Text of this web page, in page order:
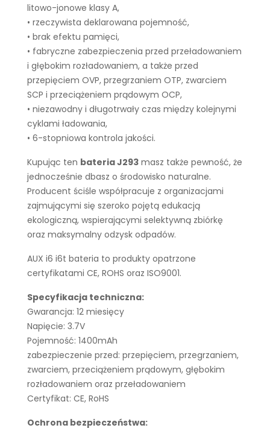
litowo-jonowe klasy A,
• rzeczywista deklarowana pojemność,
• brak efektu pamięci,
• fabryczne zabezpieczenia przed przeładowaniem
i głębokim rozładowaniem, a także przed
przepięciem OVP, przegrzaniem OTP, zwarciem
SCP i przeciążeniem prądowym OCP,
• niezawodny i długotrwały czas między kolejnymi
cyklami ładowania,
• 6-stopniowa kontrola jakości.
Kupując ten bateria J293 masz także pewność, że
jednocześnie dbasz o środowisko naturalne.
Producent ściśle współpracuje z organizacjami
zajmującymi się szeroko pojętą edukacją
ekologiczną, wspierającymi selektywną zbiórkę
oraz maksymalny odzysk odpadów.
AUX i6 i6t bateria to produkty opatrzone
certyfikatami CE, ROHS oraz ISO9001.
Specyfikacja techniczna:
Gwarancja: 12 miesięcy
Napięcie: 3.7V
Pojemność: 1400mAh
zabezpieczenie przed: przepięciem, przegrzaniem,
zwarciem, przeciążeniem prądowym, głębokim
rozładowaniem oraz przeładowaniem
Certyfikat: CE, RoHS
Ochrona bezpieczeństwa: